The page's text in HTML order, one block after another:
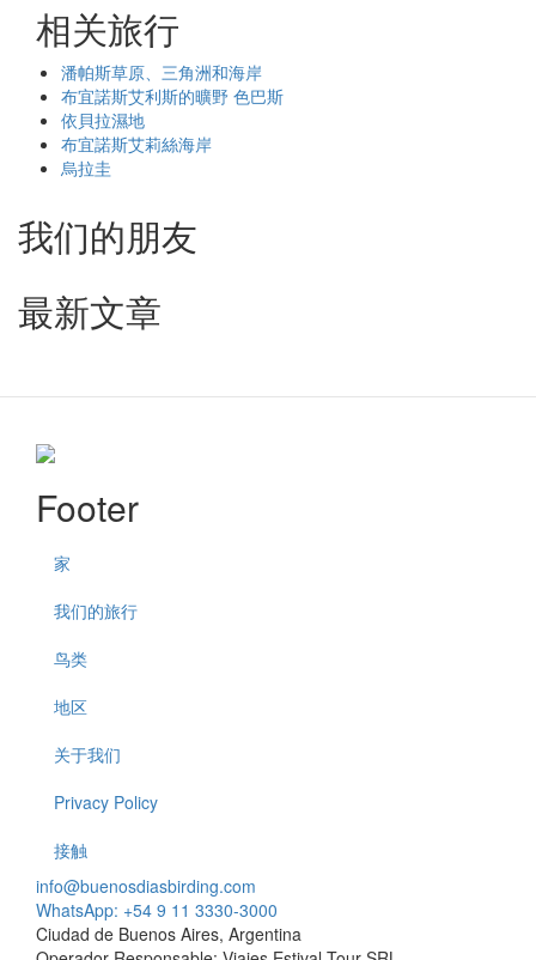
相关旅行
潘帕斯草原、三角洲和海岸
布宜諾斯艾利斯的曠野 色巴斯
依貝拉濕地
布宜諾斯艾莉絲海岸
烏拉圭
我们的朋友
最新文章
Footer
家
我们的旅行
鸟类
地区
关于我们
Privacy Policy
接触
info@buenosdiasbirding.com
WhatsApp: +54 9 11 3330-3000
Ciudad de Buenos Aires, Argentina